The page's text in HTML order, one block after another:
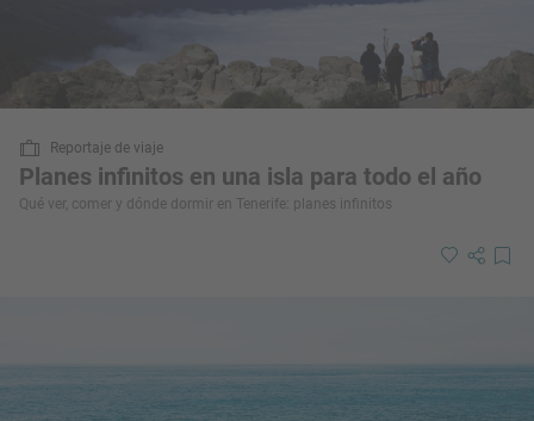
Reportaje de viaje
Planes infinitos en una isla para todo el año
Qué ver, comer y dónde dormir en Tenerife: planes infinitos